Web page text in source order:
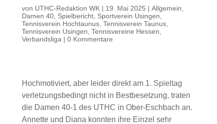
von UTHC-Redaktion WK| 19. Mai 2025 | Allgemein
Damen 40, Spielbericht, Sportverein Usingen
Tennisverein Hochtaunus, Tennisverein Taunus,
Tennisverein Usingen Tennisvereine Hessen
Verbandsliga | 0 Kommentare
Hochmotiviert, aber leider direkt am 1. Spieltag
verletzungsbedingt nicht in Bestbesetzung, traten
die Damen 40-1 des UTHC in Ober-Eschbach an.
Annette und Diana konnten ihre Einzel sehr